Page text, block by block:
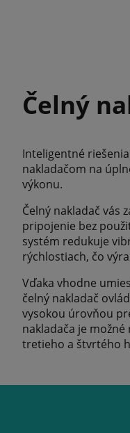
Čelný
Inteligentné
nakladačom na
výkonu.
Čelný nakladač vás
pripojenie bez
systém redukuje
rýchlostiach, čo
Vďaka vhodne
čelný nakladač
vysokou úrovňou
nakladača je
tretieho a štvrtého